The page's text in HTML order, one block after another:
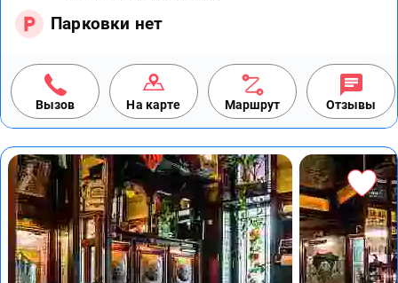
Парковки нет
Вызов На карте Маршрут Отзывы